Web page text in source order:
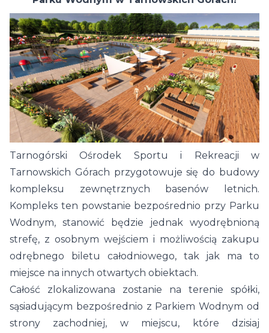
Tarnogórski Ośrodek Sportu i Rekreacji w
Tarnowskich Górach przygotowuje się do budowy
kompleksu zewnętrznych basenów letnich.
Kompleks ten powstanie bezpośrednio przy Parku
Wodnym, stanowić będzie jednak wyodrębnioną
strefę, z osobnym wejściem i możliwością zakupu
odrębnego biletu całodniowego, tak jak ma to
miejsce na innych otwartych obiektach.
Całość zlokalizowana zostanie na terenie spółki,
sąsiadującym bezpośrednio z Parkiem Wodnym od
strony zachodniej, w miejscu, które dzisiaj